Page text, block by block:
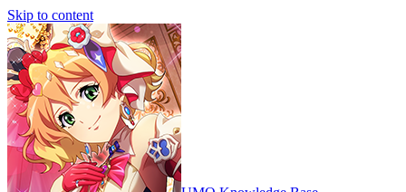
Skip to content